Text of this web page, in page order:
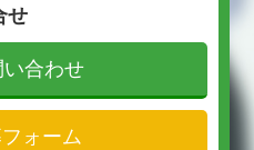
せ
い合わせ
ォーム